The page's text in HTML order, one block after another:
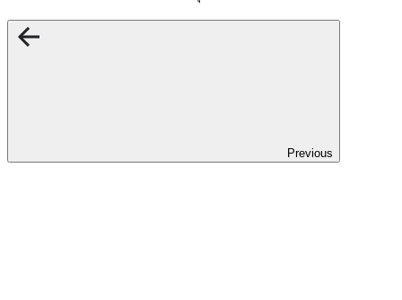
Previous